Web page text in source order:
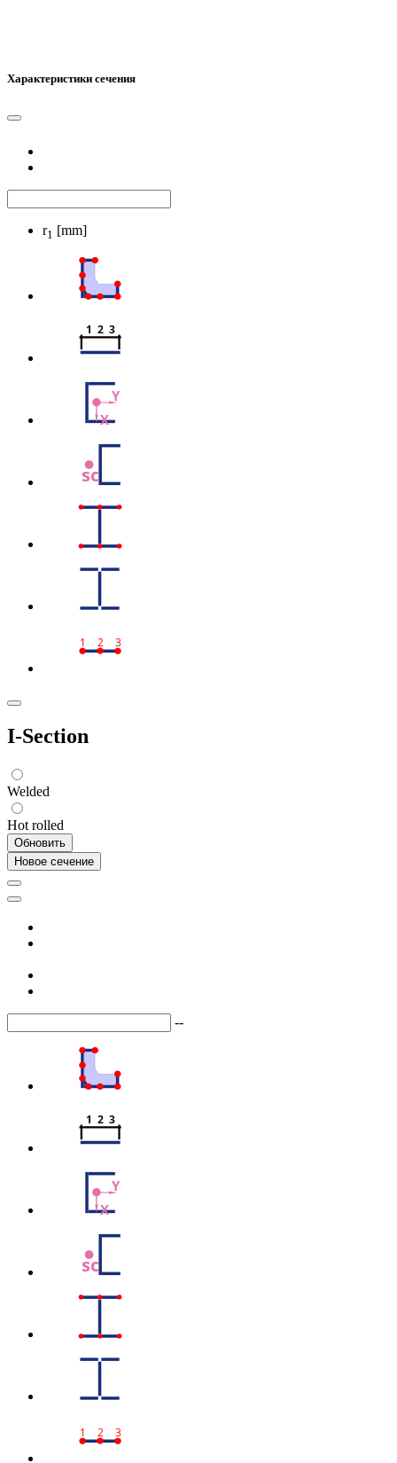
Характеристики сечения
r1 [mm]
1  2  3
Y
X
sc
1 2 3
I-Section
Welded
Hot rolled
Обновить
Новое сечение
--
1  2  3
Y
X
sc
1 2 3